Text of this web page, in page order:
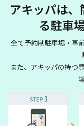
アキッパは
る駐車
全て予約制駐車場・事
また、アキッパの持つ